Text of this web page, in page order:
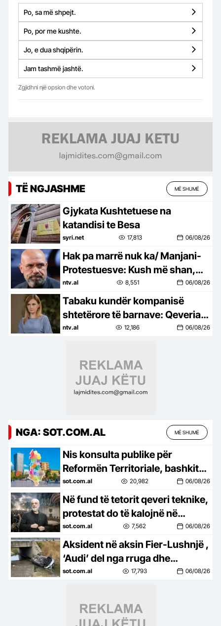
Po, sa më shpejt.
Po, por me kushte.
Jo, e dua shqipërin.
Jam tashmë jashtë.
Zgjidhni një opsion dhe votoni.
TË NGJASHME MË SHUMË
Gjykata Kushtetuese na
katandisi te Besa
syri.net 17,813 06/08/26
Hak pa marrë nuk ka/ Manjani-
Protestuesve: Kush më shan,
është i sharë nga mëngjesi në
darkë
ntv.al 8,551 06/08/26
Tabaku kundër kompanisë
shtetërore të barnave: Qeveria
po kalon nga paracaktimi i
ntv.al 12,186 06/08/26
NGA: SOT.COM.AL MË SHUMË
Nis konsulta publike për
Reformën Territoriale, bashkitë
që do të shkrihen marrin draftin
e propozuar nga PS për…
sot.com.al 20,982 06/08/26
Në fund të tetorit qeveri teknike,
protestat do të kalojnë në
mosbindje civile në shtator, Edi
Rama gati ndryshimet…
sot.com.al 7,562 06/08/26
Aksident në aksin Fier-Lushnjë ,
‘Audi’ del nga rruga dhe
përfundon në nënkalim,
sot.com.al 17,793 06/08/26